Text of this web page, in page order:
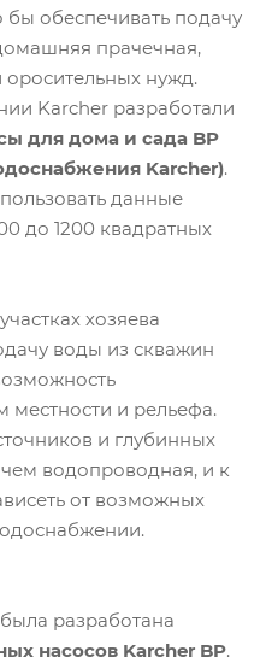
обеспечивать подачу
прачечная,
оросительных нужд.
Karcher разработали
для дома и сада BP
Karcher).
данные
до 1200 квадратных
хозяева
воды из скважин
местности и рельефа.
и глубинных
водопроводная, и к
от возможных
разработана
насосов Karcher BP.